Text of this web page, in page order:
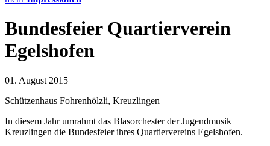
Bundesfeier Quartierverein
Egelshofen
01. August 2015
Schützenhaus Fohrenhölzli, Kreuzlingen
In diesem Jahr umrahmt das Blasorchester der Jugendmusik
Kreuzlingen die Bundesfeier ihres Quartiervereins Egelshofen.